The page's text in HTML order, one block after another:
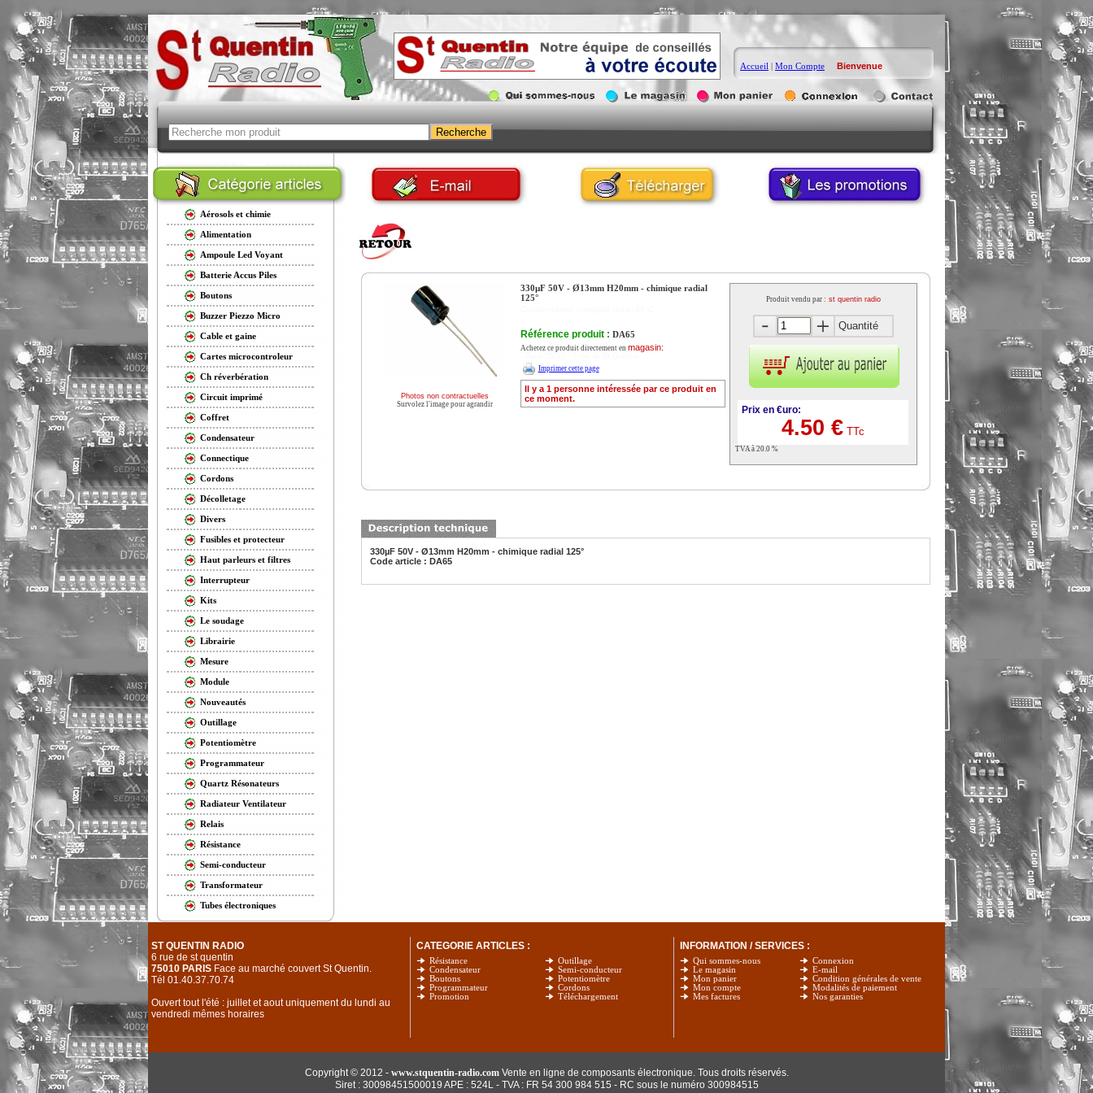
Accueil | Mon Compte Bienvenue
Aérosols et chimie
Alimentation
Ampoule Led Voyant
Batterie Accus Piles
Boutons
Buzzer Piezzo Micro
Cable et gaine
Cartes microcontroleur
Ch réverbération
Circuit imprimé
Coffret
Condensateur
Connectique
Cordons
Décolletage
Divers
Fusibles et protecteur
Haut parleurs et filtres
Interrupteur
Kits
Le soudage
Librairie
Mesure
Module
Nouveautés
Outillage
Potentiomètre
Programmateur
Quartz Résonateurs
Radiateur Ventilateur
Relais
Résistance
Semi-conducteur
Transformateur
Tubes électroniques
Photos non contractuelles
Survolez l'image pour agrandir
330µF 50V - Ø13mm H20mm - chimique radial
125°
Référence produit : DA65
Achetez ce produit directement en magasin:
Imprimer cette page
Il y a 1 personne intéressée par ce produit en
ce moment.
Produit vendu par : st quentin radio
Quantité
Prix en €uro:
4.50 € TTc
TVA à 20.0 %
330µF 50V - Ø13mm H20mm - chimique radial 125°
Code article : DA65
ST QUENTIN RADIO
6 rue de st quentin
75010 PARIS Face au marché couvert St Quentin.
Tél 01.40.37.70.74
Ouvert tout l'été : juillet et aout uniquement du lundi au
vendredi mêmes horaires
CATEGORIE ARTICLES :
Résistance
Condensateur
Boutons
Programmateur
Promotion
Outillage
Semi-conducteur
Potentiomètre
Cordons
Téléchargement
INFORMATION / SERVICES :
Qui sommes-nous
Le magasin
Mon panier
Mon compte
Mes factures
Connexion
E-mail
Condition générales de vente
Modalités de paiement
Nos garanties
Copyright © 2012 - www.stquentin-radio.comVente en ligne de composants électronique. Tous droits réservés.
Siret : 30098451500019 APE : 524L - TVA : FR 54 300 984 515 - RC sous le numéro 300984515